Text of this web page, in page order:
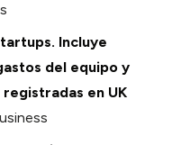
Incluye
del equipo y
en UK